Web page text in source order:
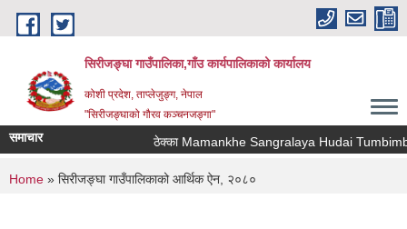
Skip to main content
सिरीजङ्घा गाउँपालिका,गाँउ कार्यपालिकाको कार्यालय
कोशी प्रदेश, ताप्लेजुङ्ग, नेपाल
"सिरीजङ्घाको गौरव कञ्चनजङ्गा"
समाचार ठेक्का Mamankhe Sangralaya Hudai
You are here
Home » सिरीजङ्घा गाउँपालिकाको आर्थिक ऐन, २०८०